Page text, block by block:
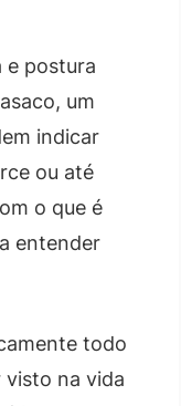
e postura
um
indicar
ou até
o que é
entender
todo
visto na vida